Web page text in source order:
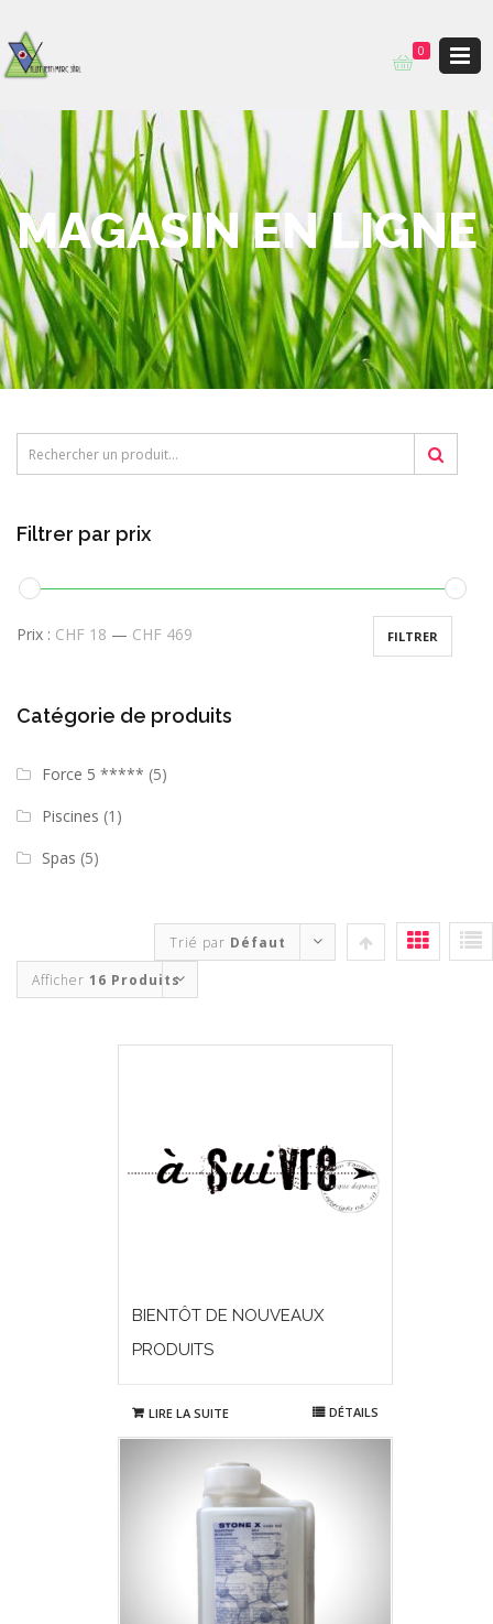
0
MAGASIN EN LIGNE
Filtrer par prix
FILTRER
Prix : CHF 18 — CHF 469
Catégorie de produits
Force 5 ***** (5)
Piscines (1)
Spas (5)
Trié par Défaut
Afficher 16 Produits
BIENTÔT DE NOUVEAUX
PRODUITS
LIRE LA SUITE DÉTAILS